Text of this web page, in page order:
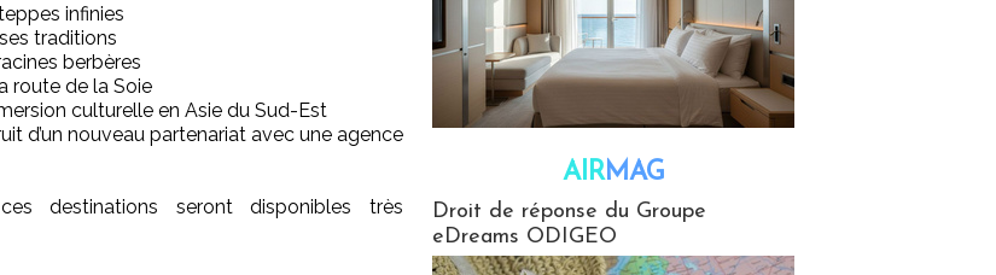
infinies
traditions
berbères
route de la Soie
culturelle en Asie du Sud-Est
d’un nouveau partenariat avec une agence
destinations seront disponibles très
AIRMAG
Droit de réponse du Groupe
eDreams ODIGEO